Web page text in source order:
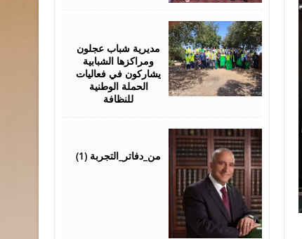
مديرية شباب عجلون
ومراكزها الشبابية
يشاركون في فعاليات
الحملة الوطنية
للنظافة
من_دفاتر_التجربة (1)